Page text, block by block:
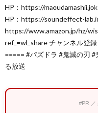
HP：https://
HP：https://soundeffect-
https://www.amazon.jp/hz/
ref_=wl_share チャンネル登
===== #パズドラ #鬼滅の刃
る放送
#PR ／